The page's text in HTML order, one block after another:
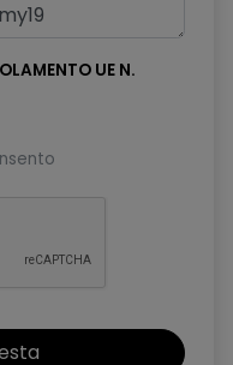
Guida
one-touch
UE N.